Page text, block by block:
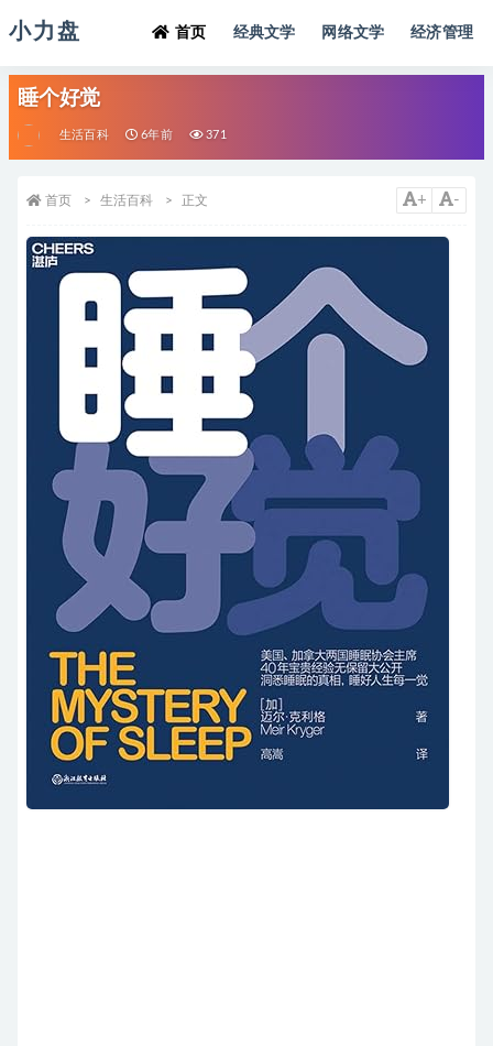
小力盘 首页 经典文学 网络文学 经济管理
睡个好觉
生活百科 6年前 371
+ -
首页 生活百科 正文